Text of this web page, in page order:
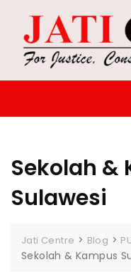
Sekolah &
Sulawesi
Jati Centre > Blog >
Sekolah & Kampus